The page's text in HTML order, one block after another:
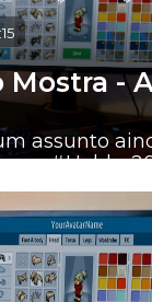
Mostra -
assunto
o